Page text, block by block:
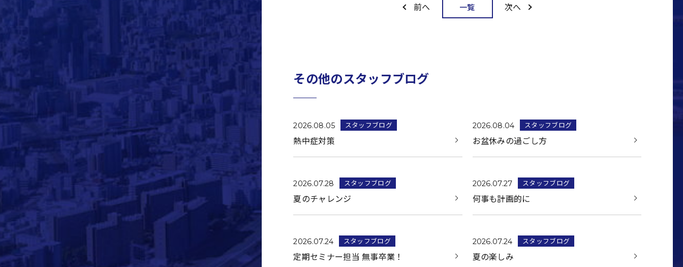
前へ 一覧 次へ
その他のスタッフブログ
2026.08.05 スタッフブログ
熱中症対策
2026.08.04 スタッフブログ
お盆休みの過ごし方
2026.07.28 スタッフブログ
夏のチャレンジ
2026.07.27 スタッフブログ
何事も計画的に
2026.07.24 スタッフブログ
定期セミナー担当 無事卒業！
2026.07.24 スタッフブログ
夏の楽しみ